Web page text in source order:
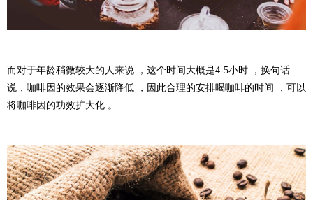
而对于年龄稍微较大的人来说 ，这个时间大概是4-5小时 ，换句话
说，咖啡因的效果会逐渐降低 ，因此合理的安排喝咖啡的时间 ，可以
将咖啡因的功效扩大化 。